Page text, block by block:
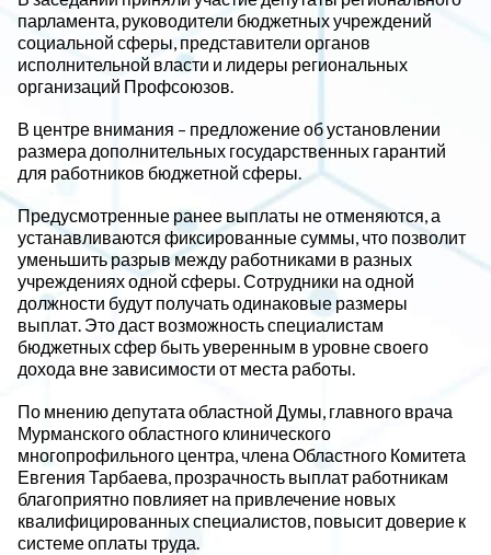
парламента, руководители бюджетных учреждений
социальной сферы, представители органов
исполнительной власти и лидеры региональных
организаций Профсоюзов.
В центре внимания – предложение об установлении
размера дополнительных государственных гарантий
для работников бюджетной сферы.
Предусмотренные ранее выплаты не отменяются, а
устанавливаются фиксированные суммы, что позволит
уменьшить разрыв между работниками в разных
учреждениях одной сферы. Сотрудники на одной
должности будут получать одинаковые размеры
выплат. Это даст возможность специалистам
бюджетных сфер быть уверенным в уровне своего
дохода вне зависимости от места работы.
По мнению депутата областной Думы, главного врача
Мурманского областного клинического
многопрофильного центра, члена Областного Комитета
Евгения Тарбаева, прозрачность выплат работникам
благоприятно повлияет на привлечение новых
квалифицированных специалистов, повысит доверие к
системе оплаты труда.